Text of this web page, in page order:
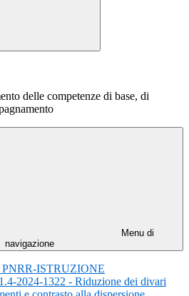
delle competenze di base, di
Menu di
navigazione
ISTRUZIONE
2024-1322 - Riduzione dei divari